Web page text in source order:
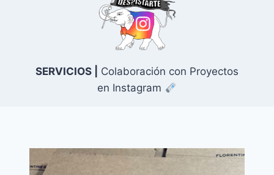
SERVICIOS |
Colaboración con Proyectos
en Instagram